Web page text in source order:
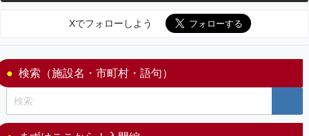
Xでフォローしよう
検索（施設名・市町村・語句）